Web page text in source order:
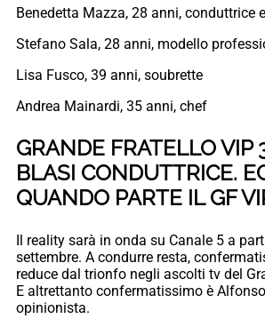
Benedetta Mazza, 28 anni, conduttrice
Stefano Sala, 28 anni, modello
Lisa Fusco, 39 anni, soubrette
Andrea Mainardi, 35 anni, chef
GRANDE FRATELLO VIP
BLASI CONDUTTRICE.
QUANDO PARTE IL GF
Il reality sarà in onda su Canale 5 a
settembre. A condurre resta,
reduce dal trionfo negli ascolti tv del
E altrettanto confermatissimo è
opinionista.